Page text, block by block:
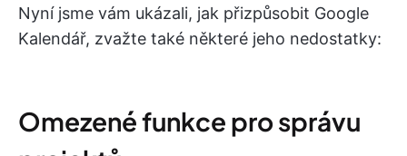
Nyní jsme vám ukázali, jak přizpůsobit Google
Kalendář, zvažte také některé jeho nedostatky:
Omezené funkce pro správu